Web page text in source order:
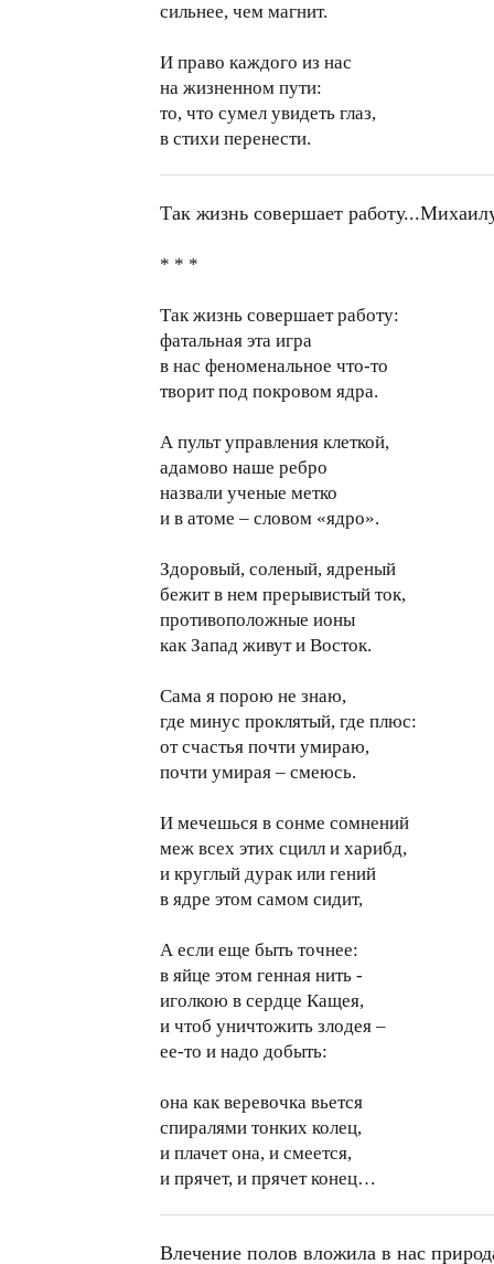
сильнее, чем магнит.
И право каждого из нас
на жизненном пути:
то, что сумел увидеть глаз,
в стихи перенести.
Так жизнь совершает
* * *
Так жизнь совершает работу:
фатальная эта игра
в нас феноменальное что-то
творит под покровом ядра.
А пульт управления клеткой,
адамово наше ребро
назвали ученые метко
и в атоме – словом «ядро».
Здоровый, соленый, ядреный
бежит в нем прерывистый ток,
противоположные ионы
как Запад живут и Восток.
Сама я порою не знаю,
где минус проклятый, где плюс:
от счастья почти умираю,
почти умирая – смеюсь.
И мечешься в сонме сомнений
меж всех этих сцилл и харибд,
и круглый дурак или гений
в ядре этом самом сидит,
А если еще быть точнее:
в яйце этом генная нить -
иголкою в сердце Кащея,
и чтоб уничтожить злодея –
ее-то и надо добыть:
она как веревочка вьется
спиралями тонких колец,
и плачет она, и смеется,
и прячет, и прячет конец…
Влечение полов вложила в нас